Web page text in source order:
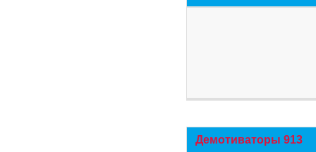
Демотиваторы 913